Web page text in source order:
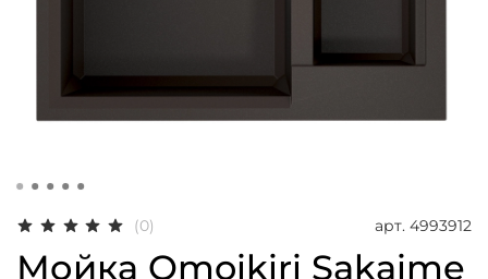
(0) арт. 4993912
Мойка Omoikiri Sakaime